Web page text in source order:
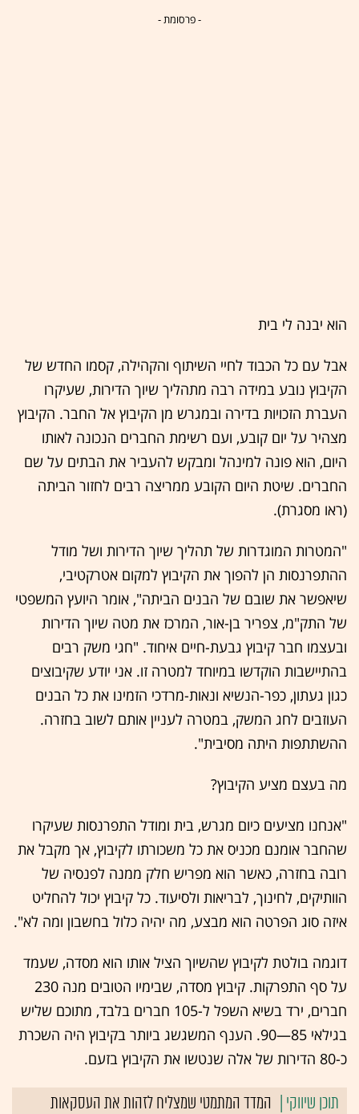
- פרסומת -
הוא יבנה לי בית
אבל עם כל הכבוד לחיי השיתוף והקהילה, קסמו החדש של
הקיבוץ נובע במידה רבה מתהליך שיוך הדירות, שעיקרו
העברת הזכויות בדירה ובמגרש מן הקיבוץ אל החבר. הקיבוץ
מצהיר על יום קובע, ועם רשימת החברים הנכונה לאותו
היום, הוא פונה למינהל ומבקש להעביר את הבתים על שם
החברים. שיטת היום הקובע ממריצה רבים לחזור הביתה
(ראו מסגרת).
"המטרות המוגדרות של תהליך שיוך הדירות ושל מודל
ההתפרנסות הן להפוך את הקיבוץ למקום אטרקטיבי,
שיאפשר את שובם של הבנים הביתה", אומר היועץ המשפטי
של התק"מ, צפריר בן-אור, המרכז את מטה שיוך הדירות
ובעצמו חבר קיבוץ גבעת-חיים איחוד. "חגי משק רבים
בהתיישבות הוקדשו במיוחד למטרה זו. אני יודע שקיבוצים
כגון געתון, כפר-הנשיא ונאות-מרדכי הזמינו את כל הבנים
העוזבים לחג המשק, במטרה לעניין אותם לשוב בחזרה.
ההשתתפות היתה מסיבית".
מה בעצם מציע הקיבוץ?
"אנחנו מציעים כיום מגרש, בית ומודל התפרנסות שעיקרו
שהחבר אומנם מכניס את כל משכורתו לקיבוץ, אך מקבל את
רובה בחזרה, כאשר הוא מפריש חלק ממנה לפנסיה של
הוותיקים, לחינוך, לבריאות ולסיעוד. כל קיבוץ יכול להחליט
איזה סוג הפרטה הוא מבצע, מה יהיה כלול בחשבון ומה לא".
דוגמה בולטת לקיבוץ שהשיוך הציל אותו הוא מסדה, שעמד
על סף התפרקות. קיבוץ מסדה, שבימיו הטובים מנה 230
חברים, ירד בשיא השפל ל-105 חברים בלבד, מתוכם שליש
בגילאי 85—90. הענף המשגשג ביותר בקיבוץ היה השכרת
כ-80 הדירות של אלה שנטשו את הקיבוץ בזעם.
המדד המתמטי שמצליח לזהות את העסקאות